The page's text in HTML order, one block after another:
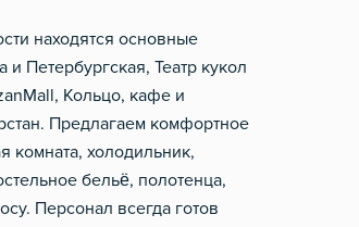
находятся основные
Петербургская, Театр кукол
Кольцо, кафе и
Предлагаем комфортное
комната, холодильник,
бельё, полотенца,
Персонал всегда готов